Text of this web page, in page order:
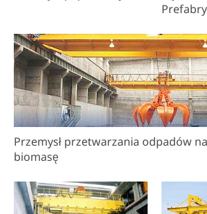
Przemysł przetwarzania odpadów
biomasę